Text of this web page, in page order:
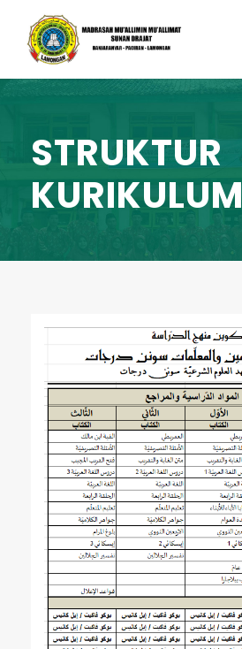
STRUKTUR
KURIKULUM